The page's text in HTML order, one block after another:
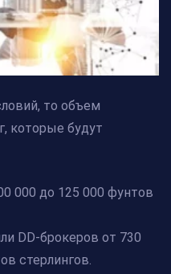
то объем
которые будут
000 до 125 000 фунтов
DD-брокеров от 730
стерлингов.